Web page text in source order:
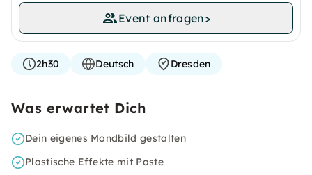
Event anfragen>
2h30 Deutsch Dresden
Was erwartet Dich
Dein eigenes Mondbild gestalten
Plastische Effekte mit Paste